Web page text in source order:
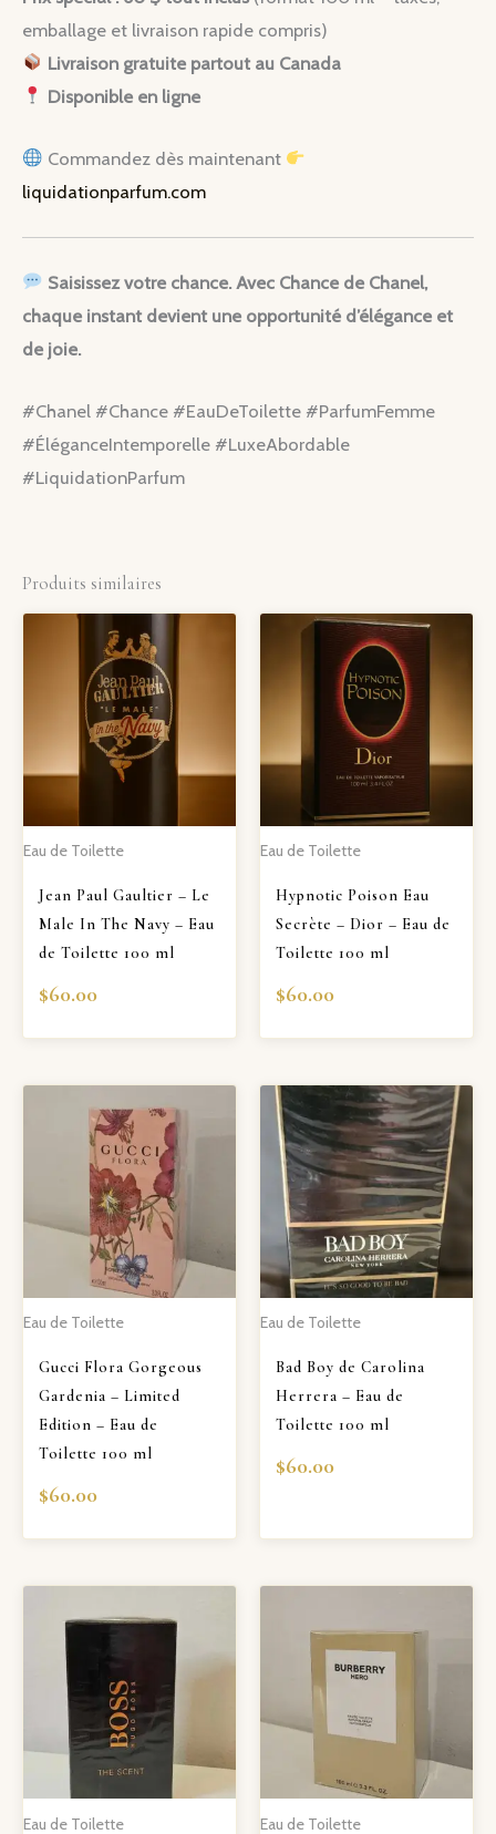
emballage et livraison rapide compris)
Livraison gratuite partout au Canada
Disponible en ligne
Commandez dès maintenant
liquidationparfum.com
Saisissez votre chance. Avec Chance de Chanel,
chaque instant devient une opportunité d’élégance et
de joie.
#Chanel #Chance #EauDeToilette #ParfumFemme
#ÉléganceIntemporelle #LuxeAbordable
#LiquidationParfum
Produits similaires
Eau de Toilette
Jean Paul Gaultier – Le
Male In The Navy – Eau
de Toilette 100 ml
$60.00
Eau de Toilette
Hypnotic Poison Eau
Secrète – Dior – Eau de
Toilette 100 ml
$60.00
Eau de Toilette
Gucci Flora Gorgeous
Gardenia – Limited
Edition – Eau de
Toilette 100 ml
$60.00
Eau de Toilette
Bad Boy de Carolina
Herrera – Eau de
Toilette 100 ml
$60.00
Eau de Toilette Eau de Toilette